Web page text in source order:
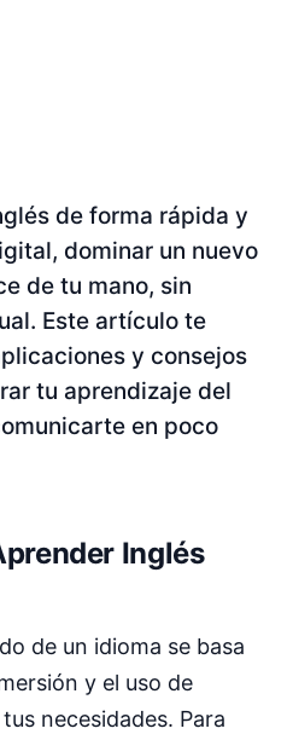
de forma rápida y
dominar un nuevo
de tu mano, sin
Este artículo te
y consejos
tu aprendizaje del
en poco
Inglés
de un idioma se basa
y el uso de
necesidades. Para